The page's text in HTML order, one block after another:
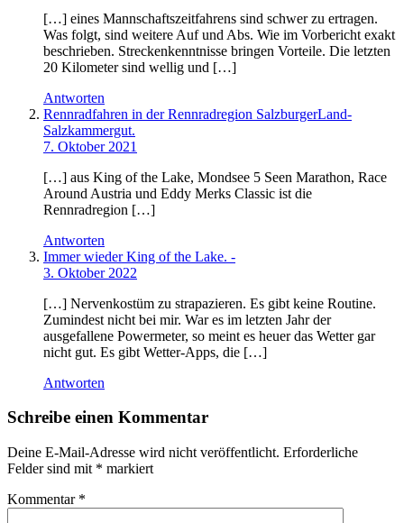
[…] eines Mannschaftszeitfahrens sind schwer zu ertragen.
Was folgt, sind weitere Auf und Abs. Wie im Vorbericht exakt
beschrieben. Streckenkenntnisse bringen Vorteile. Die letzten
20 Kilometer sind wellig und […]
Antworten
Rennradfahren in der Rennradregion SalzburgerLand-
Salzkammergut.
7. Oktober 2021
[…] aus King of the Lake, Mondsee 5 Seen Marathon, Race
Around Austria und Eddy Merks Classic ist die
Rennradregion […]
Antworten
Immer wieder King of the Lake. -
3. Oktober 2022
[…] Nervenkostüm zu strapazieren. Es gibt keine Routine.
Zumindest nicht bei mir. War es im letzten Jahr der
ausgefallene Powermeter, so meint es heuer das Wetter gar
nicht gut. Es gibt Wetter-Apps, die […]
Antworten
Schreibe einen Kommentar
Deine E-Mail-Adresse wird nicht veröffentlicht. Erforderliche
Felder sind mit * markiert
Kommentar *